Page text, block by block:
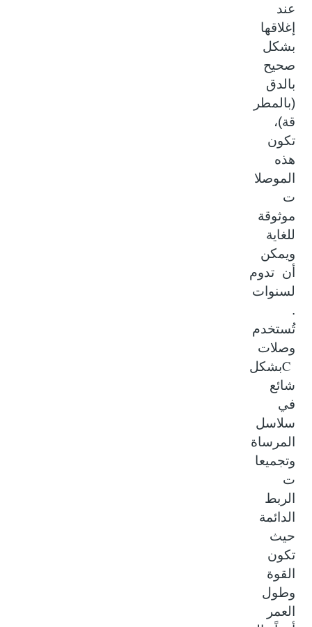
عند
إغلاقها
بشكل
صحيح
بالدق
(بالمطر
قة)،
تكون
هذه
الموصلا
موثوقة
للغاية
ويمكن
أن تدوم
لسنوات
تُستخدم
وصلات
بشكل
شائع
في
سلاسل
المرساة
وتجميعا
الربط
الدائمة
حيث
تكون
القوة
وطول
العمر